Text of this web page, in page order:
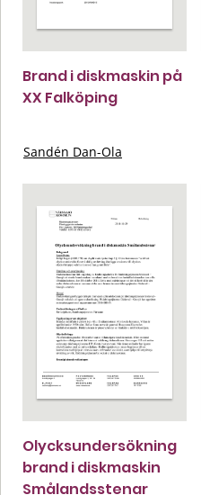
Brand i diskmaskin på
XX Falköping
Sandén Dan-Ola
Olycksundersökning
brand i diskmaskin
Smålandsstenar